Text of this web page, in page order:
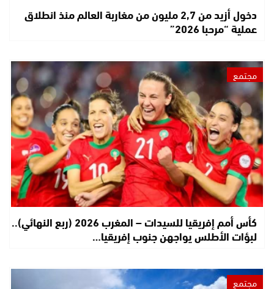
دخول أزيد من 2,7 مليون من مغاربة العالم منذ انطلاق
عملية “مرحبا 2026”
مجتمع
كأس أمم إفريقيا للسيدات – المغرب 2026 (ربع النهائي)..
لبؤات الأطلس يواجهن جنوب إفريقيا…
مجتمع